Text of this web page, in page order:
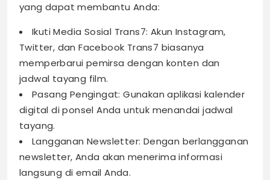
yang dapat membantu Anda:
Ikuti Media Sosial Trans7: Akun Instagram,
Twitter, dan Facebook Trans7 biasanya
memperbarui pemirsa dengan konten dan
jadwal tayang film.
Pasang Pengingat: Gunakan aplikasi kalender
digital di ponsel Anda untuk menandai jadwal
tayang.
Langganan Newsletter: Dengan berlangganan
newsletter, Anda akan menerima informasi
langsung di email Anda.